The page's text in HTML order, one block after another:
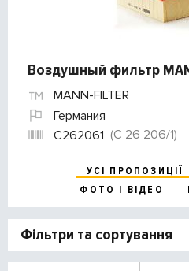
Воздушный фильтр
MANN-FILTER
Германия
C262061 (C 26 206/1)
УСІ ПРОПОЗИЦІЇ
ФОТО І ВІДЕО
Фільтри та сортування